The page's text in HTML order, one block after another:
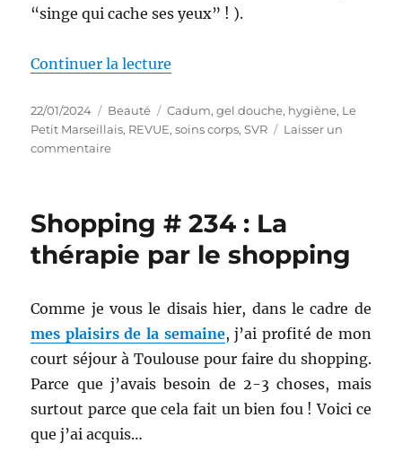
“singe qui cache ses yeux” ! ).
Continuer la lecture
Publié
le
22/01/2024 Catégories
Beauté Étiquettes
Cadum,gel douche, hygiène, Le
Petit Marseillais, REVUE,soins corps,SVR
Laisser un
commentairesur
121
Battle
Petit
Marseillais
et
et
le
déo-
Shopping # 234 : La
thérapie par le shopping
Comme je vous le disais hier, dans le cadre de
mes plaisirs de la semaine, j’ai profité de mon
court séjour à Toulouse pour faire du shopping.
Parce que j’avais besoin de 2-3 choses, mais
surtout parce que cela fait un bien fou ! Voici ce
que j’ai acquis…